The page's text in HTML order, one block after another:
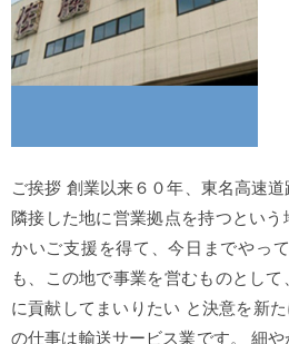
ご挨拶 創業以来６０年、東名高速
隣接した地に営業拠点を持つとい
かいご支援を得て、今日までやっ
も、この地で事業を営むものとし
に貢献してまいりたい と決意を新
の仕事は輸送サービス業です。 細